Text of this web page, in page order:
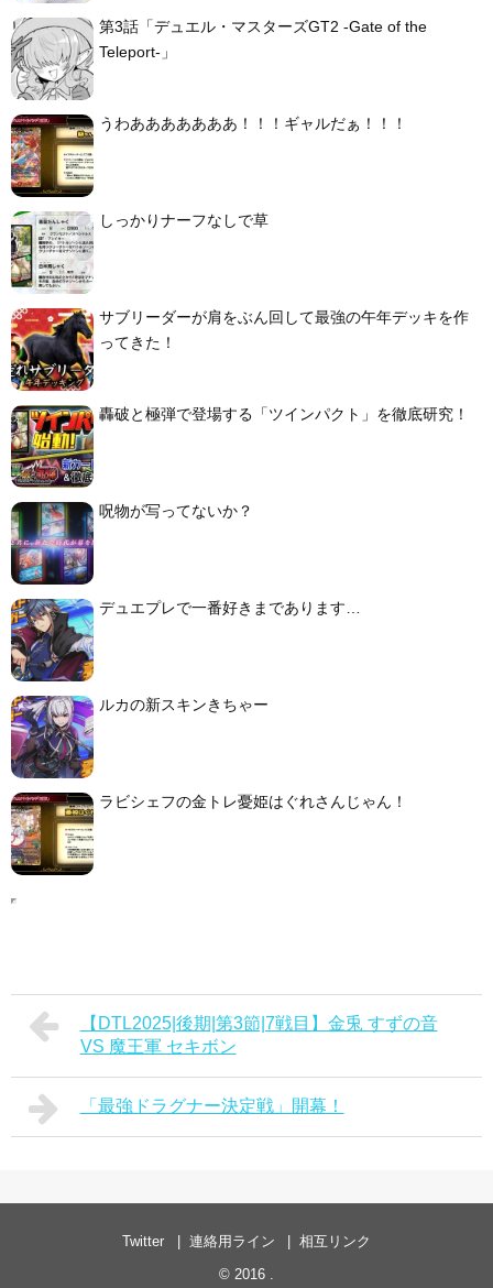
第3話「デュエル・マスターズGT2 -Gate of the
Teleport-」
うわあああああああ！！！ギャルだぁ！！！
しっかりナーフなしで草
サブリーダーが肩をぶん回して最強の午年デッキを作
ってきた！
轟破と極弾で登場する「ツインパクト」を徹底研究！
呪物が写ってないか？
デュエプレで一番好きまであります…
ルカの新スキンきちゃー
ラビシェフの金トレ憂姫はぐれさんじゃん！
【DTL2025|後期|第3節|7戦目】金兎 すずの音
VS 魔王軍 セキボン
「最強ドラグナー決定戦」開幕！
Twitter 連絡用ライン
相互リンク
© 2016 .